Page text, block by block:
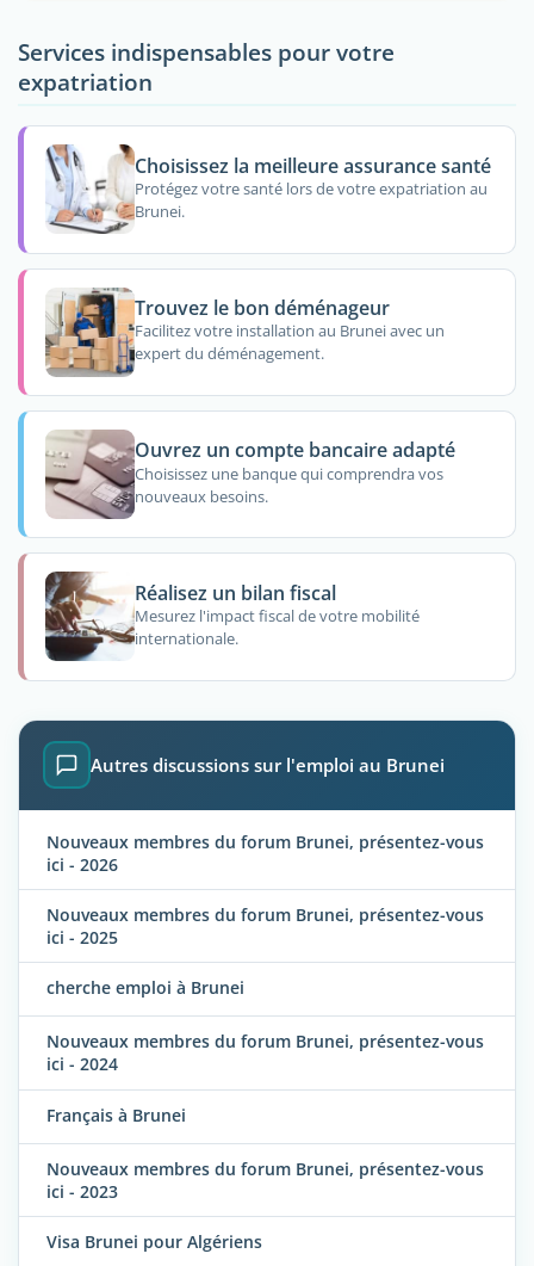
Services indispensables pour votre
expatriation
Choisissez la meilleure assurance santé
Protégez votre santé lors de votre expatriation au
Brunei.
Trouvez le bon déménageur
Facilitez votre installation au Brunei avec un
expert du déménagement.
Ouvrez un compte bancaire adapté
Choisissez une banque qui comprendra vos
nouveaux besoins.
Réalisez un bilan fiscal
Mesurez l'impact fiscal de votre mobilité
internationale.
Autres discussions sur l'emploi au Brunei
Nouveaux membres du forum Brunei, présentez-vous
ici - 2026
Nouveaux membres du forum Brunei, présentez-vous
ici - 2025
cherche emploi à Brunei
Nouveaux membres du forum Brunei, présentez-vous
ici - 2024
Français à Brunei
Nouveaux membres du forum Brunei, présentez-vous
ici - 2023
Visa Brunei pour Algériens